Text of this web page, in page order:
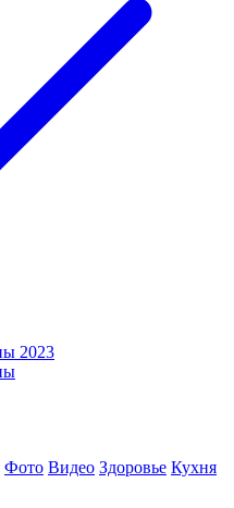
2023
Фото Видео Здоровье Кухня